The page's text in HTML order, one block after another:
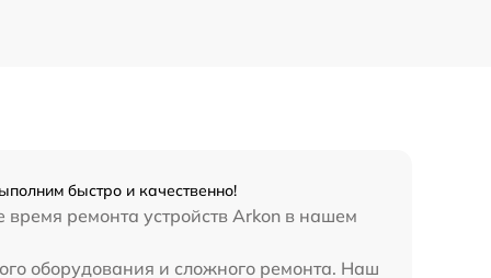
быстро и качественно!
время ремонта устройств Arkon в нашем
оборудования и сложного ремонта. Наш